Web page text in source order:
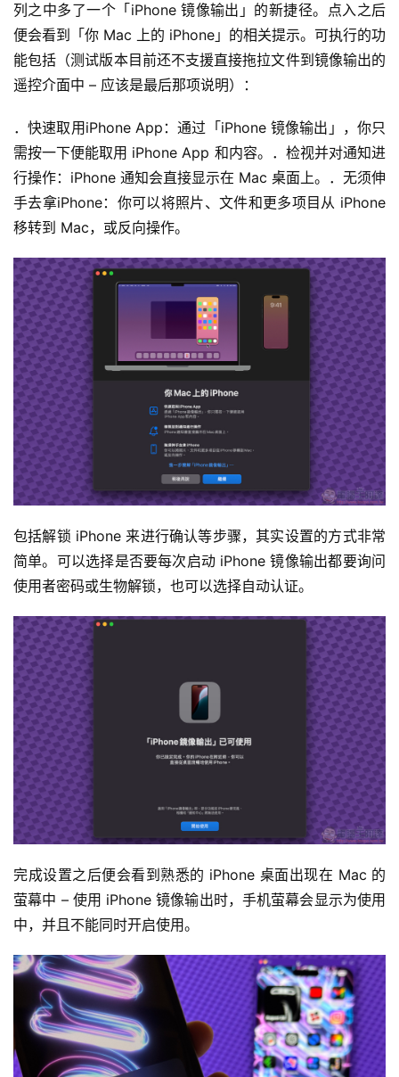
列之中多了一个「iPhone 镜像输出」的新捷径。点入之后
便会看到「你 Mac 上的 iPhone」的相关提示。可执行的功
能包括（测试版本目前还不支援直接拖拉文件到镜像输出的
遥控介面中 – 应该是最后那项说明）：
．快速取用iPhone App：通过「iPhone 镜像输出」，你只
需按一下便能取用 iPhone App 和内容。．检视并对通知进
行操作：iPhone 通知会直接显示在 Mac 桌面上。．无须伸
手去拿iPhone：你可以将照片、文件和更多项目从 iPhone
移转到 Mac，或反向操作。
包括解锁 iPhone 来进行确认等步骤，其实设置的方式非常
简单。可以选择是否要每次启动 iPhone 镜像输出都要询问
使用者密码或生物解锁，也可以选择自动认证。
完成设置之后便会看到熟悉的 iPhone 桌面出现在 Mac 的
萤幕中 – 使用 iPhone 镜像输出时，手机萤幕会显示为使用
中，并且不能同时开启使用。